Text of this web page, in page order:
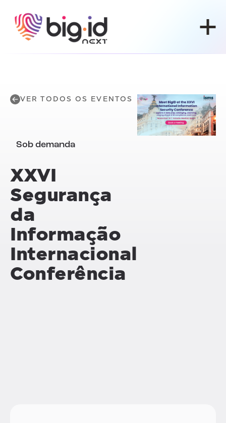
VER TODOS OS EVENTOS
Sob demanda
XXVI
Segurança
da
Informação
Internacional
Conferência